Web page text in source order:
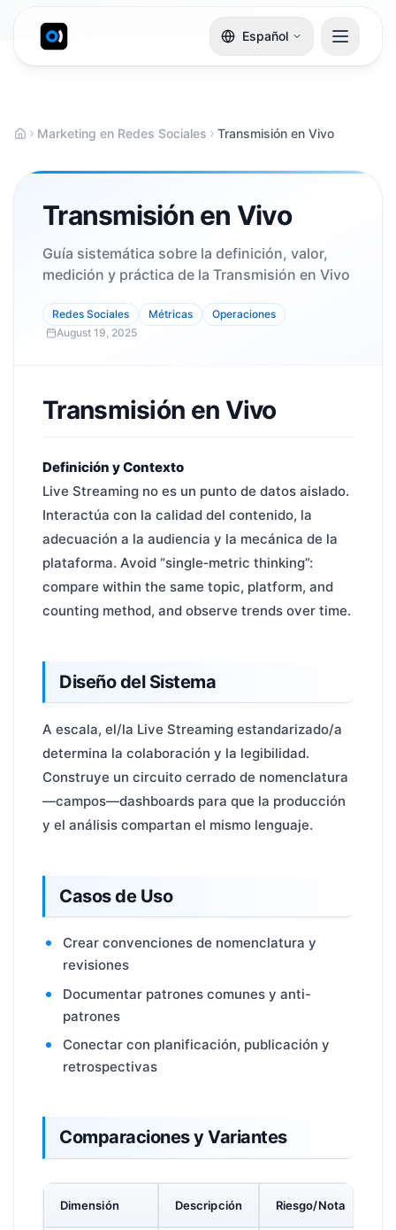
Español
Marketing en Redes Sociales Transmisión en Vivo
Transmisión en Vivo
Guía sistemática sobre la definición, valor,
medición y práctica de la Transmisión en Vivo
Redes Sociales Métricas
Operaciones
August 19, 2025
Transmisión en Vivo
Definición y Contexto
Live Streaming no es un punto de datos aislado.
Interactúa con la calidad del contenido, la
adecuación a la audiencia y la mecánica de la
plataforma. Avoid “single‑metric thinking”:
compare within the same topic, platform, and
counting method, and observe trends over time.
Diseño del Sistema
A escala, el/la Live Streaming estandarizado/a
determina la colaboración y la legibilidad.
Construye un circuito cerrado de nomenclatura
—campos—dashboards para que la producción
y el análisis compartan el mismo lenguaje.
Casos de Uso
Crear convenciones de nomenclatura y
revisiones
Documentar patrones comunes y anti-
patrones
Conectar con planificación, publicación y
retrospectivas
Comparaciones y Variantes
Dimensión Descripción Riesgo/Nota